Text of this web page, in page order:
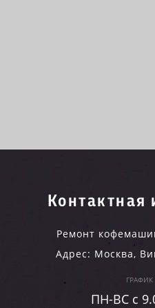
Ремонт
Адрес: Москва,
ПН-ВC c